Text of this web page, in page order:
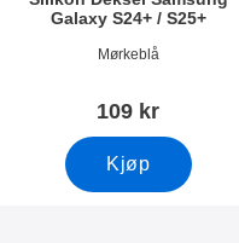
Galaxy S24+ / S25+
Varenummer 52713
Mørkeblå
109 kr
Kjøp